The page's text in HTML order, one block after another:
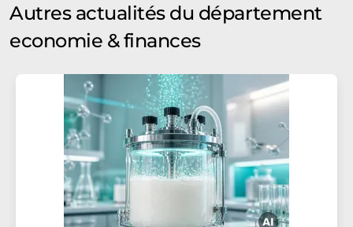
Autres actualités du département
economie & finances